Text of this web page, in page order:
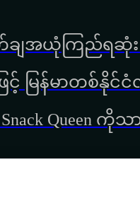
အယုံကြည်ရဆုံး
ြင့် မြန်မာတစ်
Queen